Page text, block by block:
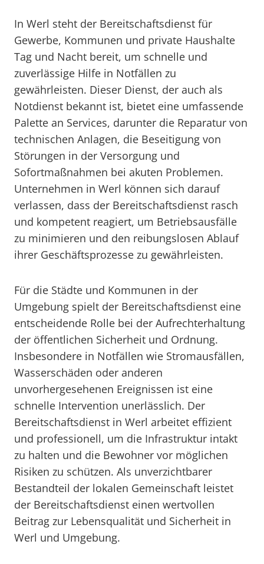
In Werl steht der Bereitschaftsdienst für
Gewerbe, Kommunen und private Haushalte
Tag und Nacht bereit, um schnelle und
zuverlässige Hilfe in Notfällen zu
gewährleisten. Dieser Dienst, der auch als
Notdienst bekannt ist, bietet eine umfassende
Palette an Services, darunter die Reparatur von
technischen Anlagen, die Beseitigung von
Störungen in der Versorgung und
Sofortmaßnahmen bei akuten Problemen.
Unternehmen in Werl können sich darauf
verlassen, dass der Bereitschaftsdienst rasch
und kompetent reagiert, um Betriebsausfälle
zu minimieren und den reibungslosen Ablauf
ihrer Geschäftsprozesse zu gewährleisten.
Für die Städte und Kommunen in der
Umgebung spielt der Bereitschaftsdienst eine
entscheidende Rolle bei der Aufrechterhaltung
der öffentlichen Sicherheit und Ordnung.
Insbesondere in Notfällen wie Stromausfällen,
Wasserschäden oder anderen
unvorhergesehenen Ereignissen ist eine
schnelle Intervention unerlässlich. Der
Bereitschaftsdienst in Werl arbeitet effizient
und professionell, um die Infrastruktur intakt
zu halten und die Bewohner vor möglichen
Risiken zu schützen. Als unverzichtbarer
Bestandteil der lokalen Gemeinschaft leistet
der Bereitschaftsdienst einen wertvollen
Beitrag zur Lebensqualität und Sicherheit in
Werl und Umgebung.